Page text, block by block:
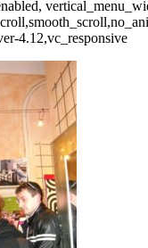
4.12,vc_responsive